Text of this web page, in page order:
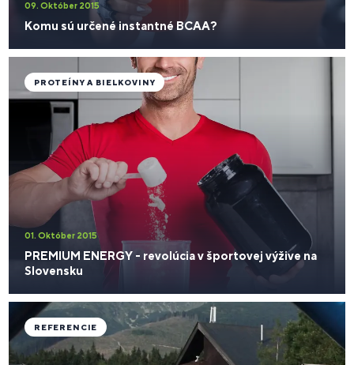
09. Október 2015
Komu sú určené instantné BCAA?
01. Október 2015
PREMIUM ENERGY - revolúcia v športovej výžive na
Slovensku
PROTEÍNY A BIELKOVINY
REFERENCIE